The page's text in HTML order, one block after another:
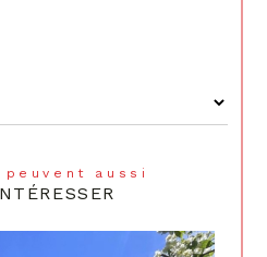
peuvent aussi